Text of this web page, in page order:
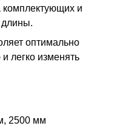
комплектующих и
оптимально
легко изменять
2500 мм